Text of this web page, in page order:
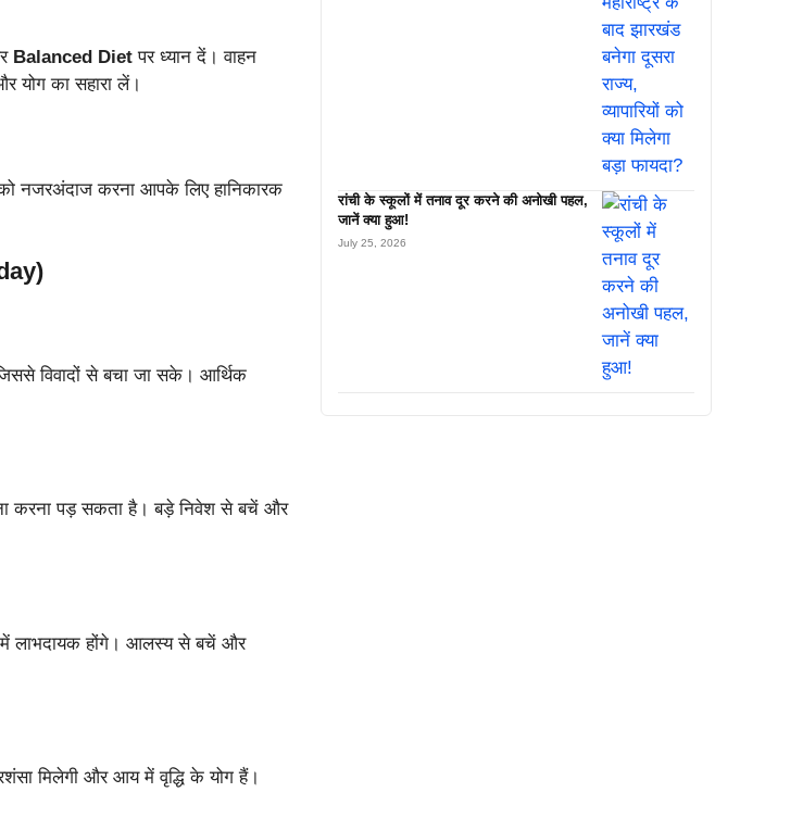
Balanced Diet पर ध्यान दें। वाहन
योग का सहारा लें।
नजरअंदाज करना आपके लिए हानिकारक
विवादों से बचा जा सके। आर्थिक
करना पड़ सकता है। बड़े निवेश से बचें और
में लाभदायक होंगे। आलस्य से बचें और
मिलेगी और आय में वृद्धि के योग हैं।
रांची के स्कूलों में तनाव दूर करने की अनोखी पहल,
जानें क्या हुआ!
July 25, 2026